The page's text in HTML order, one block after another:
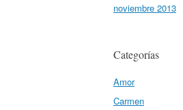
noviembre 2013
Categorías
Amor
Carmen